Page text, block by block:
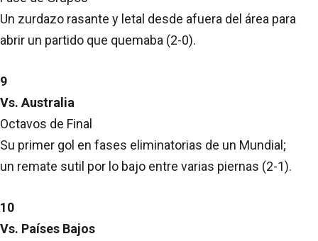
Un zurdazo rasante y letal desde afuera del área para
abrir un partido que quemaba (2-0).
9
Vs. Australia
Octavos de Final
Su primer gol en fases eliminatorias de un Mundial;
un remate sutil por lo bajo entre varias piernas (2-1).
10
Vs. Países Bajos